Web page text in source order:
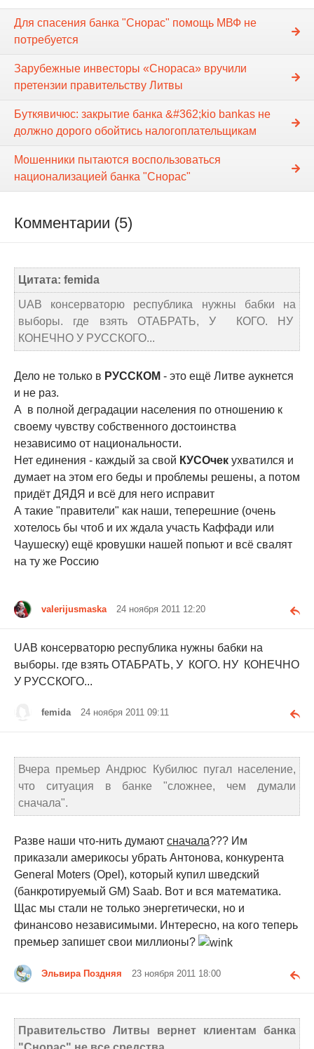
Для спасения банка "Снорас" помощь МВФ не
потребуется
Зарубежные инвесторы «Снораса» вручили
претензии правительству Литвы
Буткявичюс: закрытие банка &#362;kio bankas не
должно дорого обойтись налогоплательщикам
Мошенники пытаются воспользоваться
национализацией банка "Снорас"
Комментарии (5)
Цитата: femida
UAB консерваторю республика нужны бабки на
выборы. где взять ОТАБРАТЬ, У КОГО. НУ
КОНЕЧНО У РУССКОГО...
Дело не только в РУССКОМ - это ещё Литве аукнется
и не раз.
А в полной деградации населения по отношению к
своему чувству собственного достоинства
независимо от национальности.
Нет единения - каждый за свой КУСОчек ухватился и
думает на этом его беды и проблемы решены, а потом
придёт ДЯДЯ и всё для него исправит
А такие "правители" как наши, теперешние (очень
хотелось бы чтоб и их ждала участь Каффади или
Чаушеску) ещё кровушки нашей попьют и всё свалят
на ту же Россию
valerijusmaska 24 ноября 2011 12:20
UAB консерваторю республика нужны бабки на
выборы. где взять ОТАБРАТЬ, У КОГО. НУ КОНЕЧНО
У РУССКОГО...
femida 24 ноября 2011 09:11
Вчера премьер Андрюс Кубилюс пугал население,
что ситуация в банке "сложнее, чем думали
сначала".
Разве наши что-нить думают сначала??? Им
приказали америкосы убрать Антонова, конкурента
General Moters (Оpel), который купил шведский
(банкротируемый GM) Saab. Вот и вся математика.
Щас мы стали не только энергетически, но и
финансово независимыми. Интересно, на кого теперь
премьер запишет свои миллионы?
Эльвира Поздняя 23 ноября 2011 18:00
Правительство Литвы вернет клиентам банка